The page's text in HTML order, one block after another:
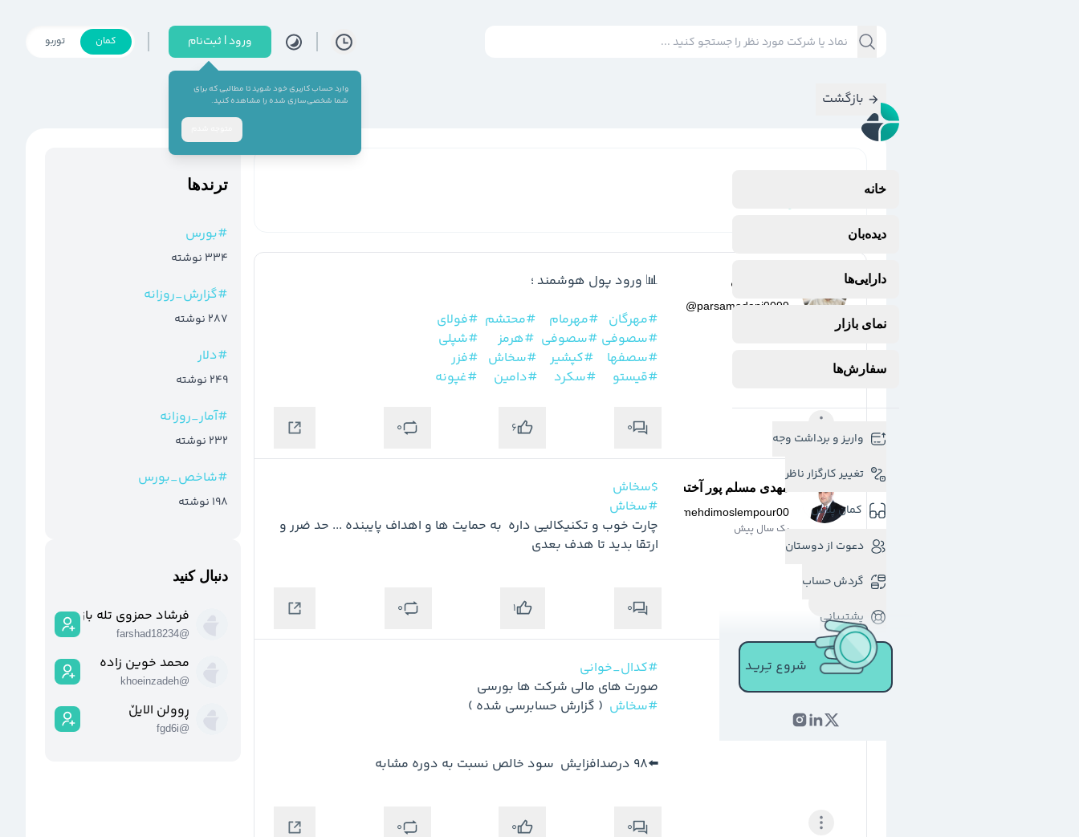
ورود | ثبت‌نام
وارد حساب کاربری خود شوید تا مطالبی که برای
شما شخصی‌سازی شده را مشاهده کنید.
کمان توربو
خانه
دیده‌بان
دارایی‌ها
نمای بازار
سفارش‌ها
واریز و برداشت وجه
تغییر کارگزار ناظر
کمان پلاس
دعوت از دوستان
گردش حساب
پشتیبانی
شروع تـِـریـد
بازگشت
پارسا مدنی
@parsamadani9099
#مهرگان #مهرمام #محتشم #فولای
#سصوفی #سصوفی #هرمز
#شپلی
#سصفها
#کپشیر #سخاش #فزر
#قیستو
#سکرد #دامین #غپونه
0
6
0
مهدی مسلم پور آخته خانه
mehdimoslempour00
یک سال پیش
$سخاش
#سخاش
ارتقا بدید تا هدف بعدی
0
1
0
سارا سلیمانی
@sarasol
#کدال_خوانی
صورت های مالی شرکت ها بورسی
#سخاش
⬅️98 درصدافزایش  سود خالص نسبت به دوره مشابه
0
0
0
ترند‌ها
#بورس
334 نوشته
#گزارش_روزانه
287 نوشته
#دلار
249 نوشته
#آمار_روزانه
232 نوشته
#شاخص_بورس
198 نوشته
دنبال کنید
فرشاد حمزوی تله بازلو
@
farshad18234
محمد خوین زاده
@
khoeinzadeh
ڕوولن الایڵ
@
fgd6i